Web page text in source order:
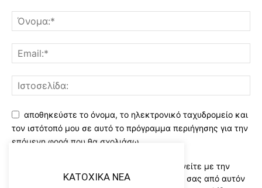
αποθηκεύστε το όνομα, το ηλεκτρονικό ταχυδρομείο και
τον ιστότοπό μου σε αυτό το πρόγραμμα περιήγησης για την
επόμενη φορά που θα σχολιάσω.
Χρησιμοποιώντας αυτό το έντυπο συμφωνείτε με την
αποθήκευση και χειρισμό των δεδομένων σας από αυτόν
KATOXIKA NEA